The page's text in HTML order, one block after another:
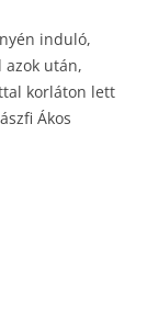
induló,
után,
korláton lett
Ákos